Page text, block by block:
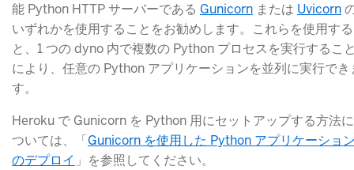
能 Python HTTP サーバーである Gunicorn ​ または Uvicorn
いずれかを使用することをお勧めします。これらを使用する
と、1 つの dyno 内で複数の Python プロセスを実行するこ
により、任意の Python アプリケーションを並列に実行でき
す。
Heroku で Gunicorn を Python 用にセットアップする方法に
ついては、「Gunicorn を使用した Python アプリケーショ
のデプロイ ​」を参照してください。